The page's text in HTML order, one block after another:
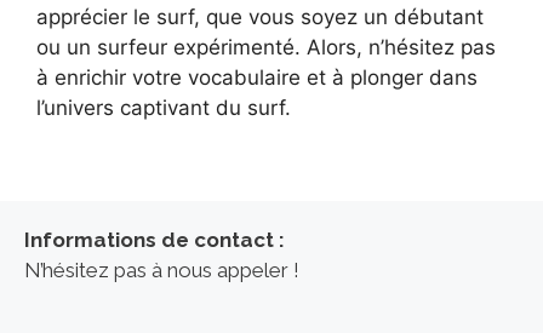
apprécier le surf, que vous soyez un débutant
ou un surfeur expérimenté. Alors, n’hésitez pas
à enrichir votre vocabulaire et à plonger dans
l’univers captivant du surf.
Informations de contact :
N’hésitez pas à nous appeler !